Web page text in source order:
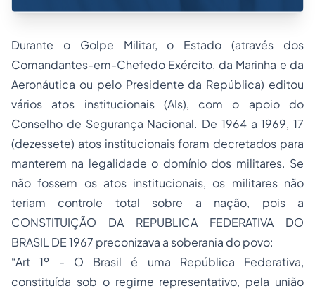
Durante o Golpe Militar, o Estado (através dos
Comandantes-em-Chefedo Exército, da Marinha e da
Aeronáutica ou pelo Presidente da República) editou
vários atos institucionais (AIs), com o apoio do
Conselho de Segurança Nacional. De 1964 a 1969, 17
(dezessete) atos institucionais foram decretados para
manterem na legalidade o domínio dos militares. Se
não fossem os atos institucionais, os militares não
teriam controle total sobre a nação, pois a
CONSTITUIÇÃO DA REPUBLICA FEDERATIVA DO
BRASIL DE 1967 preconizava a soberania do povo:
“Art 1º - O Brasil é uma República Federativa,
constituída sob o regime representativo, pela união